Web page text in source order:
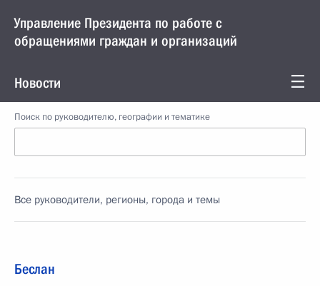
Управление Президента по работе с
обращениями граждан и организаций
Новости
Поиск по руководителю, географии и тематике
Все руководители, регионы, города и темы
Беслан